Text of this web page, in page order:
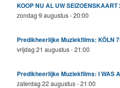
KOOP NU AL UW SEIZOENSKAART
zondag 9 augustus - 20:00
Predikheerlijke Muziekfilms: KÖLN
vrijdag 21 augustus - 21:00
Predikheerlijke Muziekfilms: I WAS
zaterdag 22 augustus - 21:00